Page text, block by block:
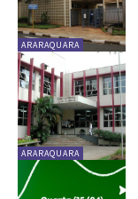
ARARAQUARA
ARARAQUARA